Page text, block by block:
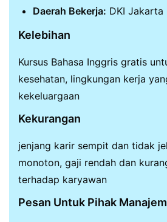
Daerah Bekerja: DKI Jakarta
Kelebihan
Kursus Bahasa Inggris gratis
kesehatan, lingkungan kerja
kekeluargaan
Kekurangan
jenjang karir sempit dan tidak
monoton, gaji rendah dan
terhadap karyawan
Pesan Untuk Pihak